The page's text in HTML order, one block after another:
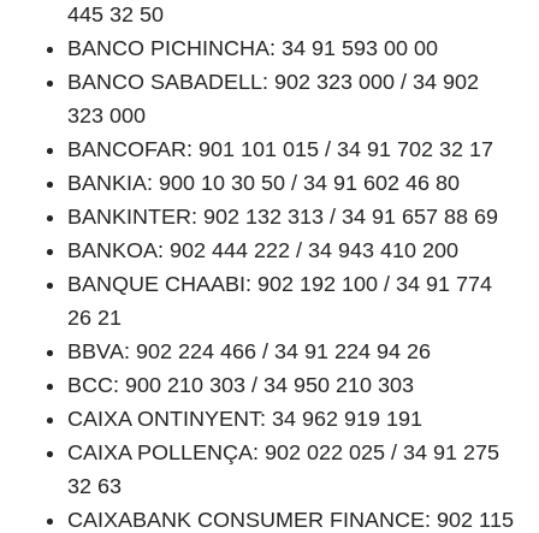
445 32 50
BANCO PICHINCHA: 34 91 593 00 00
BANCO SABADELL: 902 323 000 / 34 902
323 000
BANCOFAR: 901 101 015 / 34 91 702 32 17
BANKIA: 900 10 30 50 / 34 91 602 46 80
BANKINTER: 902 132 313 / 34 91 657 88 69
BANKOA: 902 444 222 / 34 943 410 200
BANQUE CHAABI: 902 192 100 / 34 91 774
26 21
BBVA: 902 224 466 / 34 91 224 94 26
BCC: 900 210 303 / 34 950 210 303
CAIXA ONTINYENT: 34 962 919 191
CAIXA POLLENÇA: 902 022 025 / 34 91 275
32 63
CAIXABANK CONSUMER FINANCE: 902 115